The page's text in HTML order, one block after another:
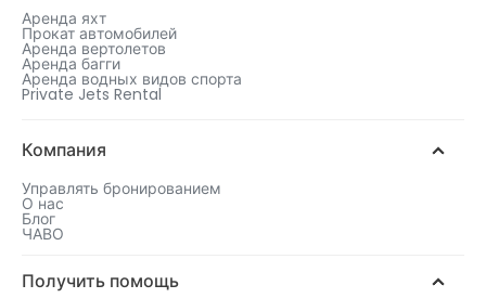
Аренда яхт
Прокат автомобилей
Аренда вертолетов
Аренда багги
Аренда водных видов спорта
Private Jets Rental
Компания
Управлять бронированием
О нас
Блог
ЧАВО
Получить помощь